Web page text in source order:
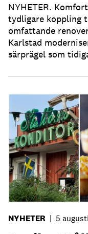
NYHETER.
tydligare koppling
omfattande
Karlstad
särprägel som
NYHETER | 5